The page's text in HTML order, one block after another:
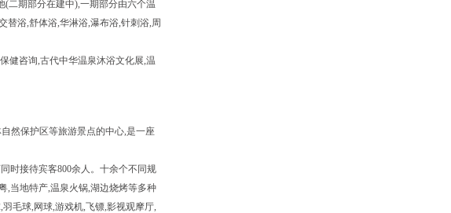
(二期部分在建中),一期部分由六个温
替浴,舒体浴,华淋浴,瀑布浴,针刺浴,周
健咨询,古代中华温泉沐浴文化展,温
然保护区等旅游景点的中心,是一座
时接待宾客800余人。十余个不同规
,当地特产,温泉火锅,湖边烧烤等多种
毛球,网球,游戏机,飞镖,影视观摩厅,